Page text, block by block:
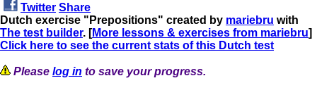
Twitter Share
Dutch exercise "Prepositions" created by mariebru with
The test builder. [More lessons & exercises from mariebru]
Click here to see the current stats of this Dutch test
Please log in to save your progress.